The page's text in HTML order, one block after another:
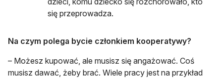
się przeprowadza.
Na czym polega bycie członkiem kooperatywy?
– Możesz kupować, ale musisz się angażować. Coś
musisz dawać, żeby brać. Wiele pracy jest na przykład